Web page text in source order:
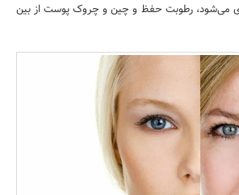
مسکن و ساختمان
می‌شود، رطوبت حفظ و چین و چروک پوست از بین